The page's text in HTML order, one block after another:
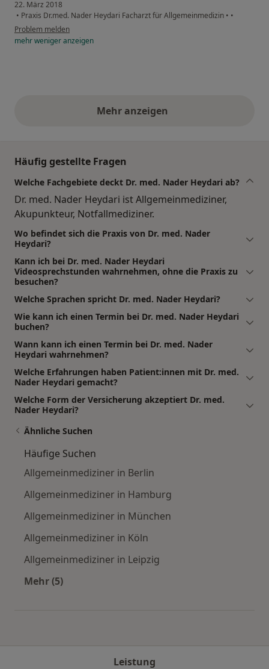
22. März 2018
• Praxis Dr.med. Nader Heydari Facharzt für Allgemeinmedizin • •
Problem melden
mehrwenigeranzeigen
Mehr anzeigenobige Stellungnahmen
Häufig gestellte Fragen
Welche Fachgebiete deckt Dr. med. Nader Heydari ab?
Dr. med. Nader Heydari ist Allgemeinmediziner,
Akupunkteur, Notfallmediziner.
Wo befindet sich die Praxis von Dr. med. Nader
Heydari?
Kann ich bei Dr. med. Nader Heydari
Videosprechstunden wahrnehmen, ohne die Praxis zu
besuchen?
Welche Sprachen spricht Dr. med. Nader Heydari?
Wie kann ich einen Termin bei Dr. med. Nader Heydari
buchen?
Wann kann ich einen Termin bei Dr. med. Nader
Heydari wahrnehmen?
Welche Erfahrungen haben Patient:innen mit Dr. med.
Nader Heydari gemacht?
Welche Form der Versicherung akzeptiert Dr. med.
Nader Heydari?
Ähnliche Suchen
Häufige Suchen
Allgemeinmediziner in Berlin
Allgemeinmediziner in Hamburg
Allgemeinmediziner in München
Allgemeinmediziner in Köln
Allgemeinmediziner in Leipzig
Mehr (5)
Leistung